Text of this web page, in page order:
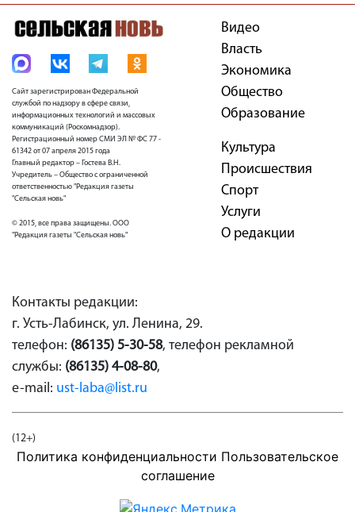
Сайт зарегистрирован Федеральной
службой по надзору в сфере связи,
информационных технологий и массовых
коммуникаций (Роскомнадзор).
Регистрационный номер СМИ ЭЛ № ФС 77 -
61342 от 07 апреля 2015 года
Главный редактор – Гостева В.Н.
Учредитель – Общество с ограниченной
ответственностью "Редакция газеты
"Сельская новь"
© 2015, все права защищены. ООО
"Редакция газеты "Сельская новь"
Видео
Власть
Экономика
Общество
Образование
Культура
Проиcшествия
Спорт
Услуги
О редакции
Контакты редакции:
г. Усть-Лабинск, ул. Ленина, 29.
телефон: (86135) 5-30-58, телефон рекламной
службы: (86135) 4-08-80,
e-mail: ust-laba@list.ru
(12+)
Политика конфиденциальности Пользовательское
соглашение